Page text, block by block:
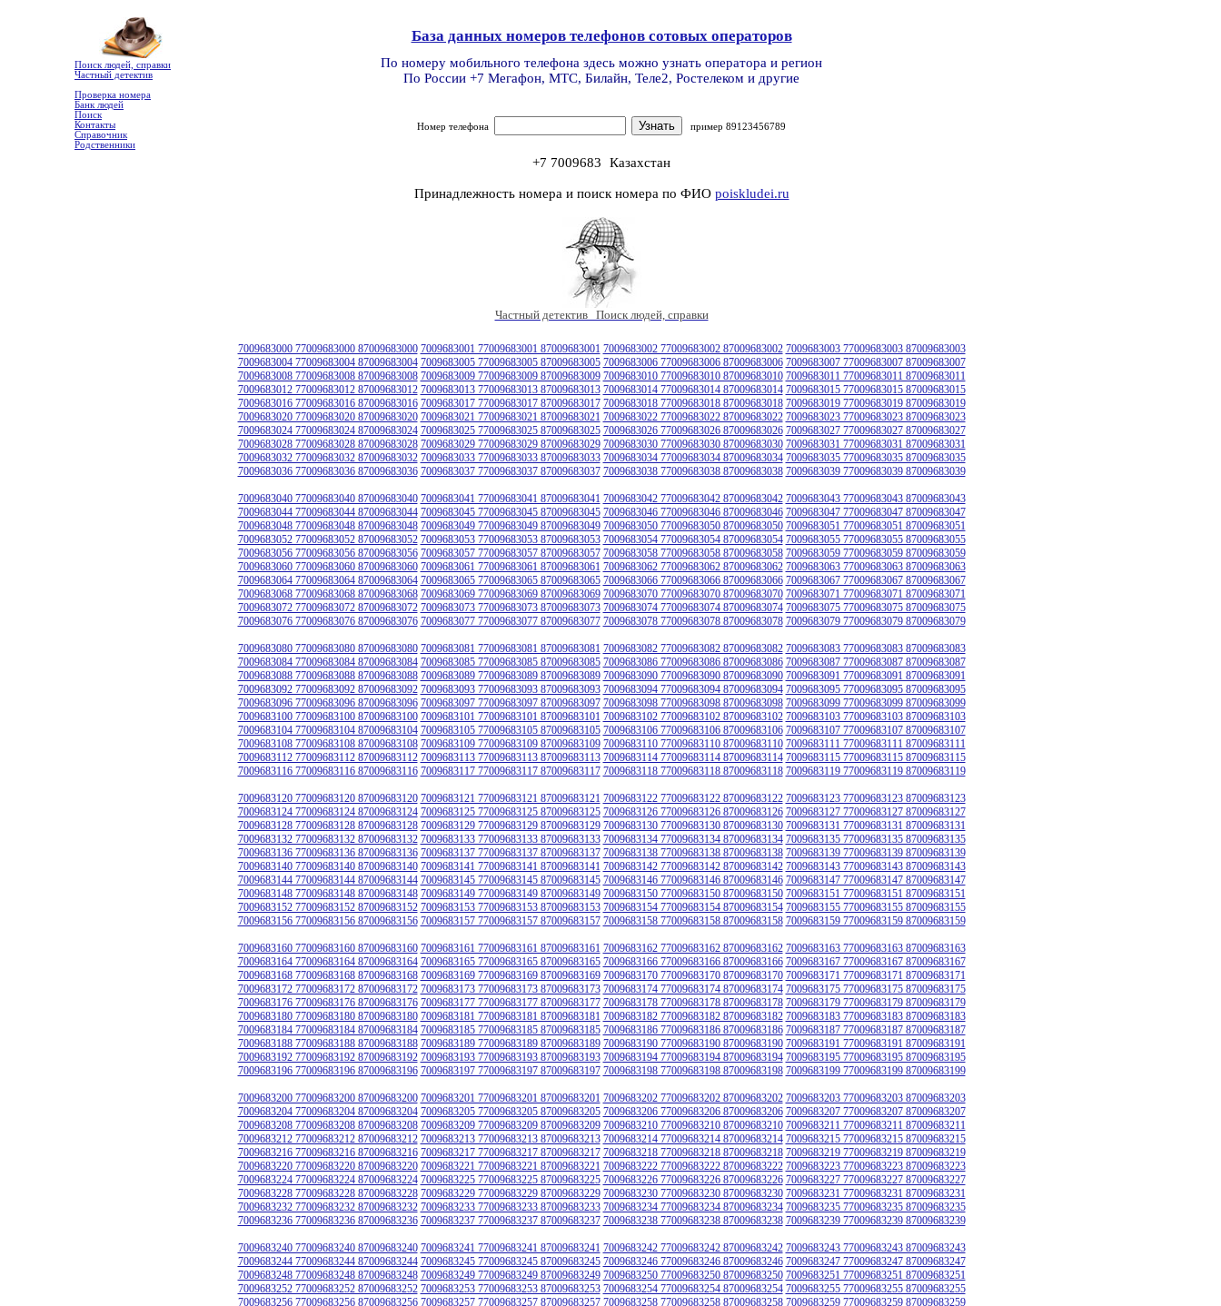
Поиск людей, справки
Частный детектив
Проверка номера
Банк людей
Поиск
Контакты
Справочник
Родственники
База данных номеров телефонов сотовых операторов
По номеру мобильного телефона здесь можно узнать оператора и регион
По России +7 Мегафон, МТС, Билайн, Теле2, Ростелеком и другие
Номер телефона пример 89123456789
+7 7009683 Казахстан
Принадлежность номера и поиск номера по ФИО poiskludei.ru
Частный детектив Поиск людей, справки
7009683000 77009683000 87009683000 7009683001 77009683001 87009683001 7009683002 77009683002 87009683002 7009683003 77009683003 87009683003
7009683004 77009683004 87009683004 7009683005 77009683005 87009683005 7009683006 77009683006 87009683006 7009683007 77009683007 87009683007
7009683008 77009683008 87009683008 7009683009 77009683009 87009683009 7009683010 77009683010 87009683010 7009683011 77009683011 87009683011
7009683012 77009683012 87009683012 7009683013 77009683013 87009683013 7009683014 77009683014 87009683014 7009683015 77009683015 87009683015
7009683016 77009683016 87009683016 7009683017 77009683017 87009683017 7009683018 77009683018 87009683018 7009683019 77009683019 87009683019
7009683020 77009683020 87009683020 7009683021 77009683021 87009683021 7009683022 77009683022 87009683022 7009683023 77009683023 87009683023
7009683024 77009683024 87009683024 7009683025 77009683025 87009683025 7009683026 77009683026 87009683026 7009683027 77009683027 87009683027
7009683028 77009683028 87009683028 7009683029 77009683029 87009683029 7009683030 77009683030 87009683030 7009683031 77009683031 87009683031
7009683032 77009683032 87009683032 7009683033 77009683033 87009683033 7009683034 77009683034 87009683034 7009683035 77009683035 87009683035
7009683036 77009683036 87009683036 7009683037 77009683037 87009683037 7009683038 77009683038 87009683038 7009683039 77009683039 87009683039
7009683040 77009683040 87009683040 7009683041 77009683041 87009683041 7009683042 77009683042 87009683042 7009683043 77009683043 87009683043
7009683044 77009683044 87009683044 7009683045 77009683045 87009683045 7009683046 77009683046 87009683046 7009683047 77009683047 87009683047
7009683048 77009683048 87009683048 7009683049 77009683049 87009683049 7009683050 77009683050 87009683050 7009683051 77009683051 87009683051
7009683052 77009683052 87009683052 7009683053 77009683053 87009683053 7009683054 77009683054 87009683054 7009683055 77009683055 87009683055
7009683056 77009683056 87009683056 7009683057 77009683057 87009683057 7009683058 77009683058 87009683058 7009683059 77009683059 87009683059
7009683060 77009683060 87009683060 7009683061 77009683061 87009683061 7009683062 77009683062 87009683062 7009683063 77009683063 87009683063
7009683064 77009683064 87009683064 7009683065 77009683065 87009683065 7009683066 77009683066 87009683066 7009683067 77009683067 87009683067
7009683068 77009683068 87009683068 7009683069 77009683069 87009683069 7009683070 77009683070 87009683070 7009683071 77009683071 87009683071
7009683072 77009683072 87009683072 7009683073 77009683073 87009683073 7009683074 77009683074 87009683074 7009683075 77009683075 87009683075
7009683076 77009683076 87009683076 7009683077 77009683077 87009683077 7009683078 77009683078 87009683078 7009683079 77009683079 87009683079
7009683080 77009683080 87009683080 7009683081 77009683081 87009683081 7009683082 77009683082 87009683082 7009683083 77009683083 87009683083
7009683084 77009683084 87009683084 7009683085 77009683085 87009683085 7009683086 77009683086 87009683086 7009683087 77009683087 87009683087
7009683088 77009683088 87009683088 7009683089 77009683089 87009683089 7009683090 77009683090 87009683090 7009683091 77009683091 87009683091
7009683092 77009683092 87009683092 7009683093 77009683093 87009683093 7009683094 77009683094 87009683094 7009683095 77009683095 87009683095
7009683096 77009683096 87009683096 7009683097 77009683097 87009683097 7009683098 77009683098 87009683098 7009683099 77009683099 87009683099
7009683100 77009683100 87009683100 7009683101 77009683101 87009683101 7009683102 77009683102 87009683102 7009683103 77009683103 87009683103
7009683104 77009683104 87009683104 7009683105 77009683105 87009683105 7009683106 77009683106 87009683106 7009683107 77009683107 87009683107
7009683108 77009683108 87009683108 7009683109 77009683109 87009683109 7009683110 77009683110 87009683110 7009683111 77009683111 87009683111
7009683112 77009683112 87009683112 7009683113 77009683113 87009683113 7009683114 77009683114 87009683114 7009683115 77009683115 87009683115
7009683116 77009683116 87009683116 7009683117 77009683117 87009683117 7009683118 77009683118 87009683118 7009683119 77009683119 87009683119
7009683120 77009683120 87009683120 7009683121 77009683121 87009683121 7009683122 77009683122 87009683122 7009683123 77009683123 87009683123
7009683124 77009683124 87009683124 7009683125 77009683125 87009683125 7009683126 77009683126 87009683126 7009683127 77009683127 87009683127
7009683128 77009683128 87009683128 7009683129 77009683129 87009683129 7009683130 77009683130 87009683130 7009683131 77009683131 87009683131
7009683132 77009683132 87009683132 7009683133 77009683133 87009683133 7009683134 77009683134 87009683134 7009683135 77009683135 87009683135
7009683136 77009683136 87009683136 7009683137 77009683137 87009683137 7009683138 77009683138 87009683138 7009683139 77009683139 87009683139
7009683140 77009683140 87009683140 7009683141 77009683141 87009683141 7009683142 77009683142 87009683142 7009683143 77009683143 87009683143
7009683144 77009683144 87009683144 7009683145 77009683145 87009683145 7009683146 77009683146 87009683146 7009683147 77009683147 87009683147
7009683148 77009683148 87009683148 7009683149 77009683149 87009683149 7009683150 77009683150 87009683150 7009683151 77009683151 87009683151
7009683152 77009683152 87009683152 7009683153 77009683153 87009683153 7009683154 77009683154 87009683154 7009683155 77009683155 87009683155
7009683156 77009683156 87009683156 7009683157 77009683157 87009683157 7009683158 77009683158 87009683158 7009683159 77009683159 87009683159
7009683160 77009683160 87009683160 7009683161 77009683161 87009683161 7009683162 77009683162 87009683162 7009683163 77009683163 87009683163
7009683164 77009683164 87009683164 7009683165 77009683165 87009683165 7009683166 77009683166 87009683166 7009683167 77009683167 87009683167
7009683168 77009683168 87009683168 7009683169 77009683169 87009683169 7009683170 77009683170 87009683170 7009683171 77009683171 87009683171
7009683172 77009683172 87009683172 7009683173 77009683173 87009683173 7009683174 77009683174 87009683174 7009683175 77009683175 87009683175
7009683176 77009683176 87009683176 7009683177 77009683177 87009683177 7009683178 77009683178 87009683178 7009683179 77009683179 87009683179
7009683180 77009683180 87009683180 7009683181 77009683181 87009683181 7009683182 77009683182 87009683182 7009683183 77009683183 87009683183
7009683184 77009683184 87009683184 7009683185 77009683185 87009683185 7009683186 77009683186 87009683186 7009683187 77009683187 87009683187
7009683188 77009683188 87009683188 7009683189 77009683189 87009683189 7009683190 77009683190 87009683190 7009683191 77009683191 87009683191
7009683192 77009683192 87009683192 7009683193 77009683193 87009683193 7009683194 77009683194 87009683194 7009683195 77009683195 87009683195
7009683196 77009683196 87009683196 7009683197 77009683197 87009683197 7009683198 77009683198 87009683198 7009683199 77009683199 87009683199
7009683200 77009683200 87009683200 7009683201 77009683201 87009683201 7009683202 77009683202 87009683202 7009683203 77009683203 87009683203
7009683204 77009683204 87009683204 7009683205 77009683205 87009683205 7009683206 77009683206 87009683206 7009683207 77009683207 87009683207
7009683208 77009683208 87009683208 7009683209 77009683209 87009683209 7009683210 77009683210 87009683210 7009683211 77009683211 87009683211
7009683212 77009683212 87009683212 7009683213 77009683213 87009683213 7009683214 77009683214 87009683214 7009683215 77009683215 87009683215
7009683216 77009683216 87009683216 7009683217 77009683217 87009683217 7009683218 77009683218 87009683218 7009683219 77009683219 87009683219
7009683220 77009683220 87009683220 7009683221 77009683221 87009683221 7009683222 77009683222 87009683222 7009683223 77009683223 87009683223
7009683224 77009683224 87009683224 7009683225 77009683225 87009683225 7009683226 77009683226 87009683226 7009683227 77009683227 87009683227
7009683228 77009683228 87009683228 7009683229 77009683229 87009683229 7009683230 77009683230 87009683230 7009683231 77009683231 87009683231
7009683232 77009683232 87009683232 7009683233 77009683233 87009683233 7009683234 77009683234 87009683234 7009683235 77009683235 87009683235
7009683236 77009683236 87009683236 7009683237 77009683237 87009683237 7009683238 77009683238 87009683238 7009683239 77009683239 87009683239
7009683240 77009683240 87009683240 7009683241 77009683241 87009683241 7009683242 77009683242 87009683242 7009683243 77009683243 87009683243
7009683244 77009683244 87009683244 7009683245 77009683245 87009683245 7009683246 77009683246 87009683246 7009683247 77009683247 87009683247
7009683248 77009683248 87009683248 7009683249 77009683249 87009683249 7009683250 77009683250 87009683250 7009683251 77009683251 87009683251
7009683252 77009683252 87009683252 7009683253 77009683253 87009683253 7009683254 77009683254 87009683254 7009683255 77009683255 87009683255
7009683256 77009683256 87009683256 7009683257 77009683257 87009683257 7009683258 77009683258 87009683258 7009683259 77009683259 87009683259